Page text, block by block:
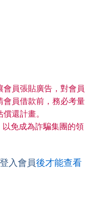
會員張貼廣告，對會員
會員借款前，務必考量
還計畫。
免成為詐騙集團的領
登入會員後才能查看